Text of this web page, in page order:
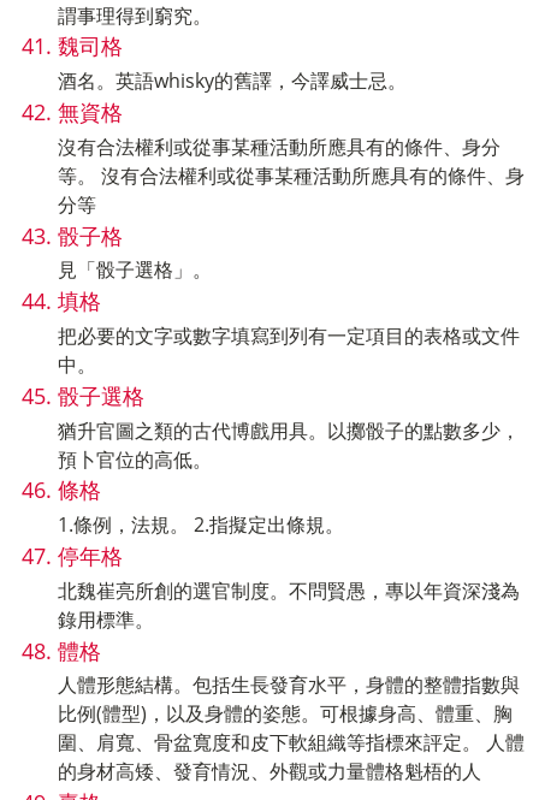
謂事理得到窮究。
魏司格
酒名。英語whisky的舊譯，今譯威士忌。
無資格
沒有合法權利或從事某種活動所應具有的條件、身分
等。 沒有合法權利或從事某種活動所應具有的條件、身
分等
骰子格
見「骰子選格」。
填格
把必要的文字或數字填寫到列有一定項目的表格或文件
中。
骰子選格
猶升官圖之類的古代博戲用具。以擲骰子的點數多少，
預卜官位的高低。
條格
1.條例，法規。 2.指擬定出條規。
停年格
北魏崔亮所創的選官制度。不問賢愚，專以年資深淺為
錄用標準。
體格
人體形態結構。包括生長發育水平，身體的整體指數與
比例(體型)，以及身體的姿態。可根據身高、體重、胸
圍、肩寬、骨盆寬度和皮下軟組織等指標來評定。 人體
的身材高矮、發育情況、外觀或力量體格魁梧的人